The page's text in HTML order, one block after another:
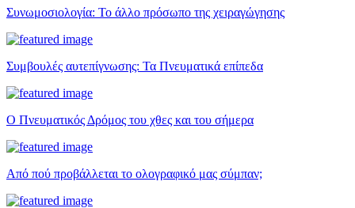
Συνωμοσιολογία: Το άλλο πρόσωπο της χειραγώγησης
Συμβουλές αυτεπίγνωσης: Τα Πνευματικά επίπεδα
Ο Πνευματικός Δρόμος του χθες και του σήμερα
Από πού προβάλλεται το ολογραφικό μας σύμπαν;